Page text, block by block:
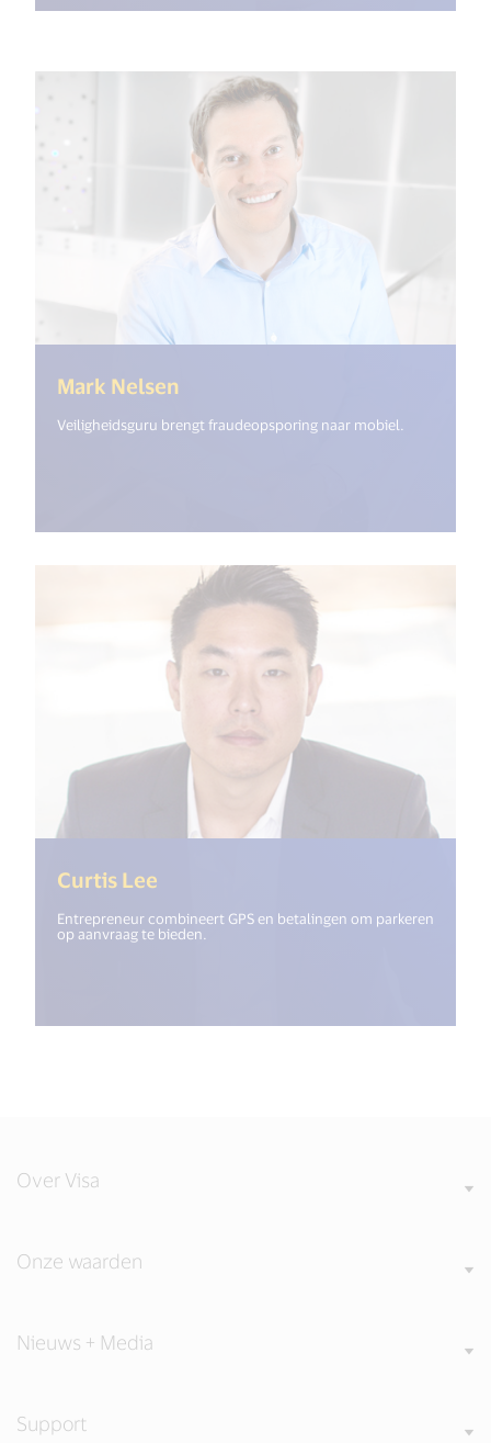
Mark Nelsen
Veiligheidsguru brengt fraudeopsporing naar mobiel.
Curtis Lee
Entrepreneur combineert GPS en betalingen om parkeren
op aanvraag te bieden.
Over Visa
Onze waarden
Nieuws + Media
Support